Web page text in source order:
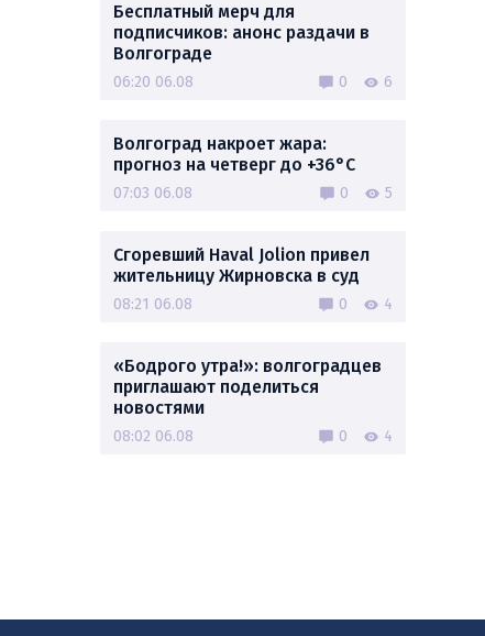
Бесплатный мерч для
подписчиков: анонс раздачи в
Волгограде
06:20 06.08 0 6
Волгоград накроет жара:
прогноз на четверг до +36°C
07:03 06.08 0 5
Сгоревший Haval Jolion привел
жительницу Жирновска в суд
08:21 06.08 0 4
«Бодрого утра!»: волгоградцев
приглашают поделиться
новостями
08:02 06.08 0 4